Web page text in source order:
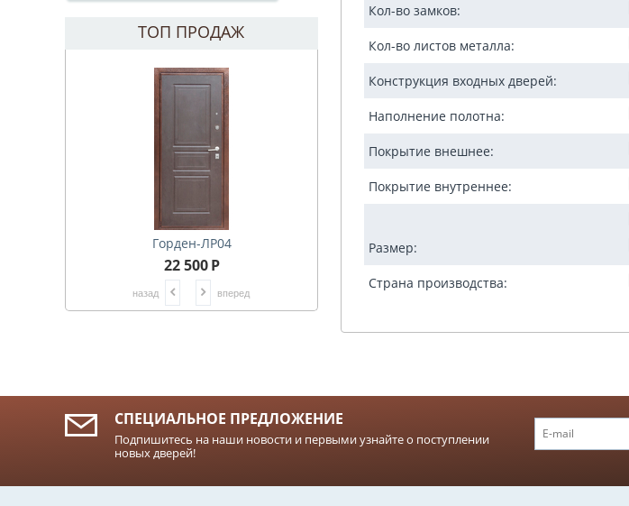
ТОП ПРОДАЖ
Горден-ЛР04
22 500 Р
Коричневый
назад вперед
Кол-во замков:
Кол-во листов металла:
Конструкция входных дверей:
Наполнение полотна:
Покрытие внешнее:
Покрытие внутреннее:
Размер:
Страна производства:
СПЕЦИАЛЬНОЕ ПРЕДЛОЖЕНИЕ
Подпишитесь на наши новости и первыми узнайте о поступлении
новых дверей!